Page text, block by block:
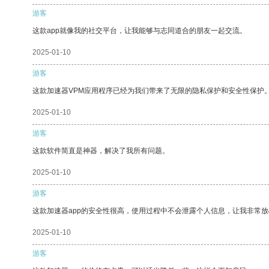
游客
这款app就像我的社交平台，让我能够与志同道合的朋友一起交流。
2025-01-10
游客
这款加速器VPM应用程序已经为我们带来了无限的隐私保护和安全性保护
2025-01-10
游客
这款软件简直是神器，解决了我所有问题。
2025-01-10
游客
这款加速器app的安全性很高，使用过程中不会泄露个人信息，让我非常
2025-01-10
游客